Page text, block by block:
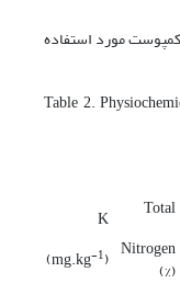
مورد استفاده
Table 2.
Total
Nitrogen
(%)
K
(mg.kg
-1
)